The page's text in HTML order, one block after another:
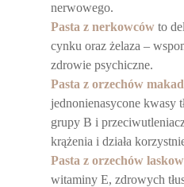
nerwowego.
Pasta z nerkowców to
cynku oraz żelaza –
zdrowie psychiczne.
Pasta z orzechów
jednonienasycone kwasy
grupy B i
krążenia i działa
Pasta z orzechów
witaminy E, zdrowych